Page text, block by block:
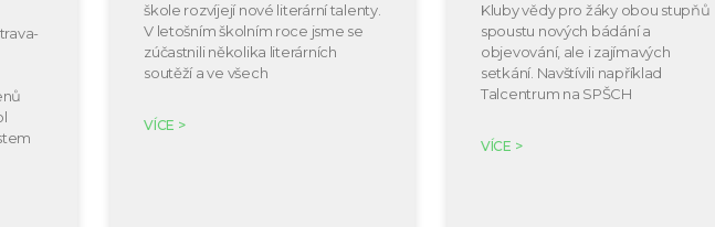
škole rozvíjejí nové literární talenty.
V letošním školním roce jsme se
zúčastnili několika literárních
soutěží a ve všech
VÍCE >
Kluby vědy pro žáky obou stupňů
spoustu nových bádání a
objevování, ale i zajímavých
setkání. Navštívili například
Talcentrum na SPŠCH
VÍCE >